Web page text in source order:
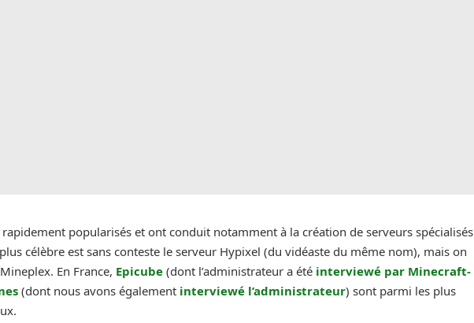
popularisés et ont conduit notamment à la création de serveurs spécialisés
célèbre est sans conteste le serveur Hypixel (du vidéaste du même nom), mais on
En France, Epicube (dont l’administrateur a été interviewé par Minecraft-
(dont nous avons également interviewé l’administrateur) sont parmi les plus